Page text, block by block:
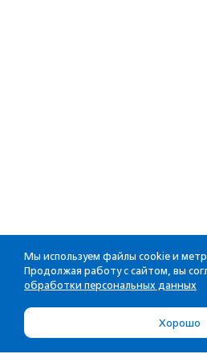
Мы используем файлы cookie и
Продолжая работу с сайтом, вы
обработки персональных данных
Хорошо